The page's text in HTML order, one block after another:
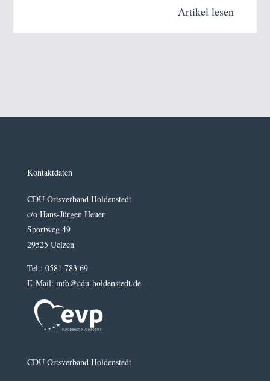
Artikel lesen
Kontaktdaten
CDU Ortsverband Holdenstedt
c/o Hans-Jürgen Heuer
Sportweg 49
29525 Uelzen
Tel.: 0581 783 69
E-Mail: info@cdu-holdenstedt.de
CDU Ortsverband Holdenstedt